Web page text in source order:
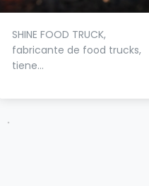
SHINE FOOD TRUCK,
fabricante de food trucks,
tiene...